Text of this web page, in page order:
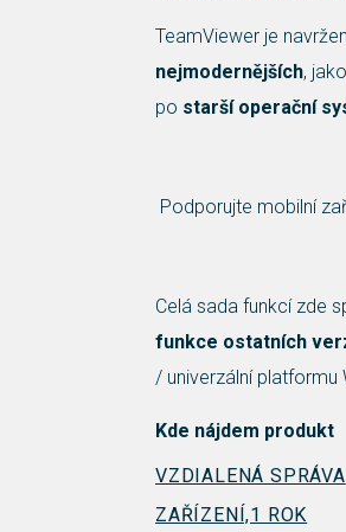
TeamViewer je
nejmodernějších,
po starší operační
Podporujte mobilní
Celá sada funkcí zde
funkce ostatních
/ univerzální platformu
Kde nájdem produkt
VZDIALENÁ SPRÁVA
ZAŘÍZENÍ,1 ROK